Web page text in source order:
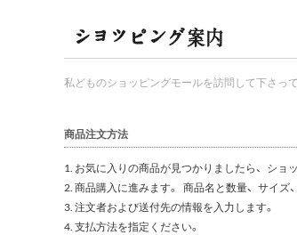
私どものショッピングモールを訪問して下さっ
商品注文方法
1. お気に入りの商品が見つかりましたら、ショ
2. 商品購入に進みます。 商品名と数量、サイズ
3. 注文者および送付先の情報を入力します。
4. 支払方法を指定ください。